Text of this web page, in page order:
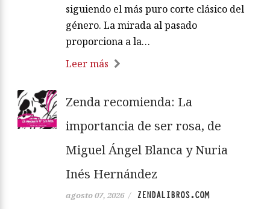
siguiendo el más puro corte clásico del
género. La mirada al pasado
proporciona a la…
Leer más
Zenda recomienda: La
importancia de ser rosa, de
Miguel Ángel Blanca y Nuria
Inés Hernández
agosto 07, 2026 / ZENDALIBROS.COM